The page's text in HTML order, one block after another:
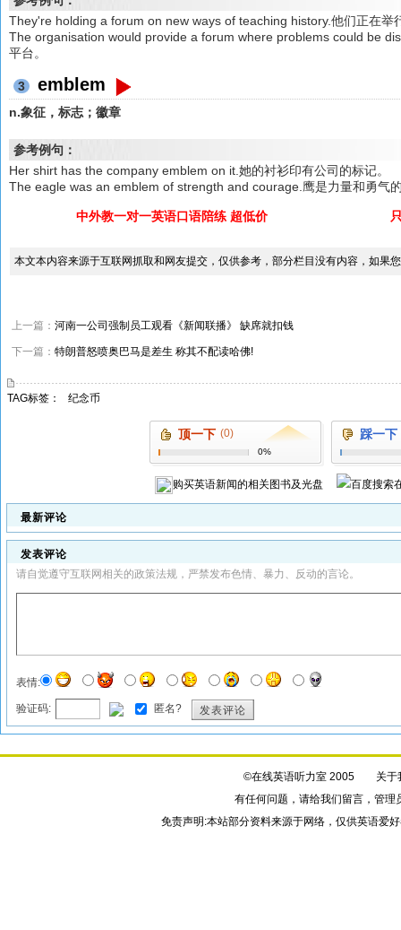
They're holding a forum on new ways of teaching history.他们正在举
The organisation would provide a forum where problems could be
平台。
3 emblem
n.象征，标志；徽章
参考例句：
Her shirt has the company emblem on it.她的衬衫印有公司的标记。
The eagle was an emblem of strength and courage.鹰是力量和勇气
中外教一对一英语口语陪练 超低价
本文本内容来源于互联网抓取和网友提交，仅供参考，部分栏目没有内容，如果
上一篇： 河南一公司强制员工观看《新闻联播》 缺席就扣钱
下一篇： 特朗普怒喷奥巴马是差生 称其不配读哈佛!
TAG标签： 纪念币
顶一下 (0)
0%
踩一下
购买英语新闻的相关图书及光盘
最新评论
发表评论
请自觉遵守互联网相关的政策法规，严禁发布色情、暴力、反动的言论。
表情:
验证码: 匿名? 发表评论
©在线英语听力室 2005 关于
有任何问题，请给我们留言，管理
免责声明:本站部分资料来源于网络，仅供英语爱